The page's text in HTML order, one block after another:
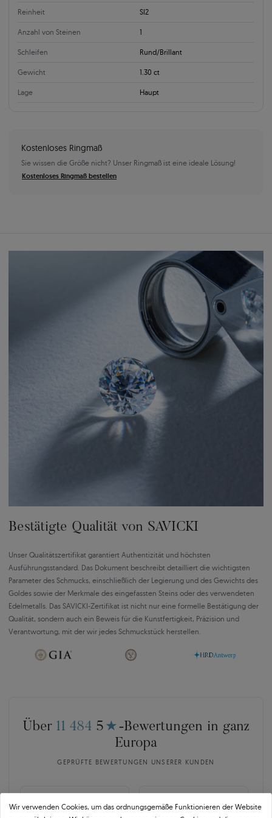
Reinheit SI2
Anzahl von Steinen 1
Schleifen Rund/Brillant
Gewicht 1.30 ct
Lage Haupt
Kostenloses Ringmaß
Sie wissen die Größe nicht? Unser Ringmaß ist eine ideale Lösung!
Kostenloses Ringmaß bestellen
Bestätigte Qualität von SAVICKI
Unser Qualitätszertifikat garantiert Authentizität und höchsten
Ausführungsstandard. Das Dokument beschreibt detailliert die wichtigsten
Parameter des Schmucks, einschließlich der Legierung und des Gewichts des
Goldes sowie der Merkmale des eingefassten Steins oder des verwendeten
Edelmetalls. Das SAVICKI-Zertifikat ist nicht nur eine formelle Bestätigung der
Qualität, sondern auch ein Beweis für die Kunstfertigkeit, Präzision und
Verantwortung, mit der wir jedes Schmuckstück herstellen.
Über 11 484 5 ★ -Bewertungen in ganz
Europa
GEPRÜFTE BEWERTUNGEN UNSERER KUNDEN
🇵🇱 🇨🇿
Wir verwenden Cookies, um das ordnungsgemäße Funktionieren der Website